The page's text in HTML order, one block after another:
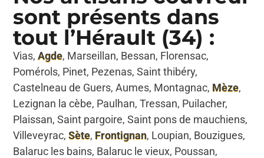
sont présents dans
tout l’Hérault (34) :
Vias,Agde, Marseillan, Bessan, Florensac,
Pomérols, Pinet, Pezenas, Saint thibéry,
Castelneau de Guers, Aumes, Montagnac, Mèze,
Lezignan la cèbe, Paulhan, Tressan, Puilacher,
Plaissan, Saint pargoire, Saint pons de mauchiens,
Villeveyrac,Sète, Frontignan, Loupian, Bouzigues,
Balaruc les bains, Balaruc le vieux, Poussan,